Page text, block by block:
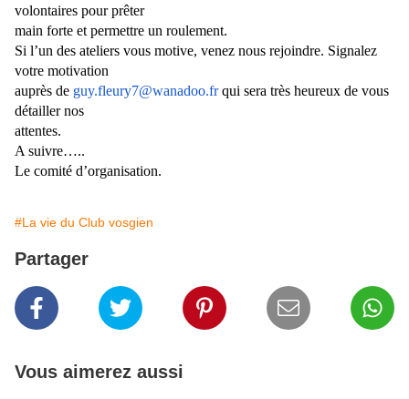
volontaires pour prêter
main forte et permettre un roulement.
Si l’un des ateliers vous motive, venez nous rejoindre. Signalez
votre motivation
auprès de guy.fleury7@wanadoo.fr qui sera très heureux de vous
détailler nos
attentes.
A suivre…..
Le comité d’organisation.
#La vie du Club vosgien
Partager
Vous aimerez aussi